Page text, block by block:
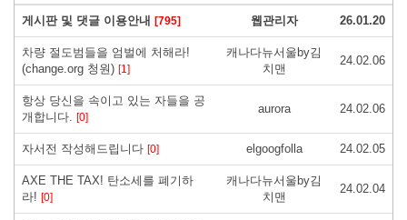
게시판 및 댓글 이용안내 [795] 웹관리자 26.01.20
차량 절도범들을 엄벌에 처해라!
(change.org 청원) [1]
캐나다뉴서울by김
치맨
24.02.06
항상 당신을 속이고 있는 자들을 공
개합니다. [0]
aurora 24.02.06
자서전 작성해드립니다 [0] elgoogfolla 24.02.05
AXE THE TAX! 탄소세를 폐기하
라! [0]
캐나다뉴서울by김
치맨
24.02.04